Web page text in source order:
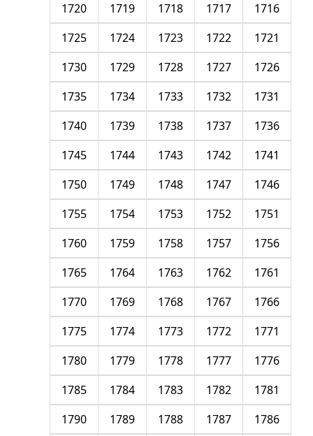
1716
1717
1718
1719
1720
1721
1722
1723
1724
1725
1726
1727
1728
1729
1730
1731
1732
1733
1734
1735
1736
1737
1738
1739
1740
1741
1742
1743
1744
1745
1746
1747
1748
1749
1750
1751
1752
1753
1754
1755
1756
1757
1758
1759
1760
1761
1762
1763
1764
1765
1766
1767
1768
1769
1770
1771
1772
1773
1774
1775
1776
1777
1778
1779
1780
1781
1782
1783
1784
1785
1786
1787
1788
1789
1790